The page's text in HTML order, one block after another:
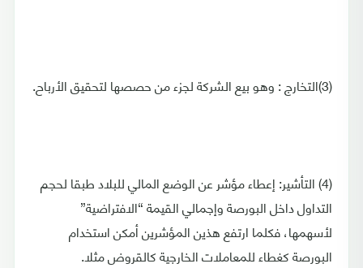
(3)التخارج : وهو بيع الشركة لجزء من حصصها لتحقيق الأرباح.
(4) التأشير: إعطاء مؤشر عن الوضع المالي للبلاد طبقا لحجم
التداول داخل البورصة وإجمالي القيمة “الافتراضية”
لأسهمها، فكلما ارتفع هذين المؤشرين أمكن استخدام
البورصة كغطاء للمعاملات الخارجية كالقروض مثلا.